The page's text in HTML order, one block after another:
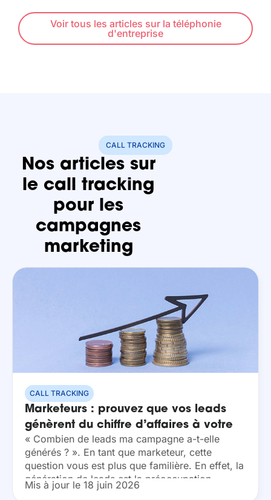
Voir tous les articles sur la téléphonie
d'entreprise
CALL TRACKING
Nos articles sur
le call tracking
pour les
campagnes
marketing
CALL TRACKING
Marketeurs : prouvez que vos leads
génèrent du chiffre d’affaires à votre
entreprise
« Combien de leads ma campagne a-t-elle
générés ? ». En tant que marketeur, cette
question vous est plus que familière. En effet, la
génération de leads est la préoccupation
principale des équipes marketing et modèle...
Mis à jour le 18 juin 2026